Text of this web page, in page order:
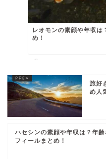
レオモンの素顔や年収は
め！
旅好
め人
ハセシンの素顔や年収は？年齢
フィールまとめ！